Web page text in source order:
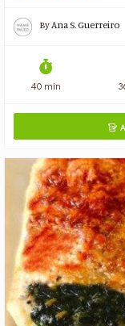
By Ana S. Guerreiro
40 min
